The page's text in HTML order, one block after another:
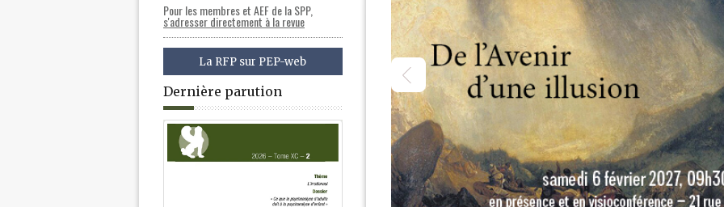
Pour les membres et AEF de la SPP,
s'adresser directement à la revue
La RFP sur PEP-web
Dernière parution